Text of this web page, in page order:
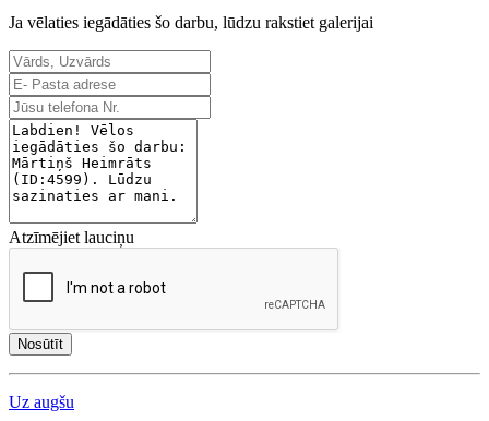
Ja vēlaties iegādāties šo darbu, lūdzu rakstiet galerijai
Atzīmējiet lauciņu
Nosūtīt
Uz augšu